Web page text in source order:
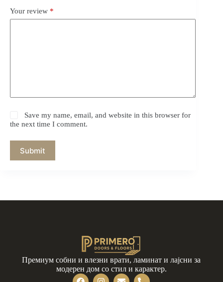
Your review *
Save my name, email, and website in this browser for
the next time I comment.
Submit
Премиум собни и влезни врати, ламинат и лајсни за
модерен дом со стил и карактер.